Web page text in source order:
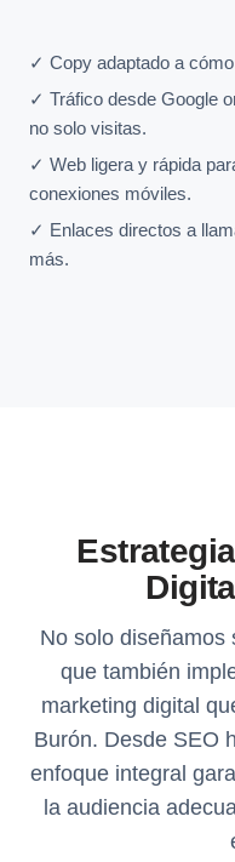
✓ Copy adaptado a
✓ Tráfico desde Google
no solo visitas.
✓ Web ligera y rápida
conexiones móviles.
✓ Enlaces directos a
más.
No solo diseñamos
que también
marketing digital
Burón. Desde SEO
enfoque integral
la audiencia